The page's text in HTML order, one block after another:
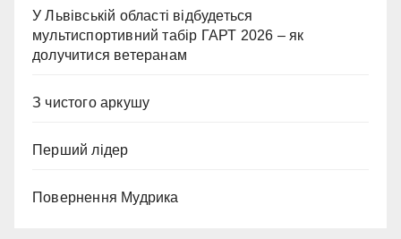
У Львівській області відбудеться
мультиспортивний табір ГАРТ 2026 – як
долучитися ветеранам
З чистого аркушу
Перший лідер
Повернення Мудрика